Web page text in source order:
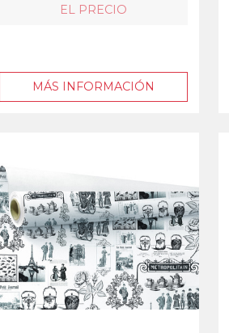
EL PRECIO
MÁS INFORMACIÓN